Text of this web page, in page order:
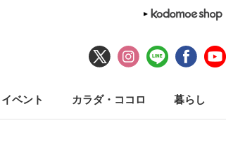
イベント カラダ・ココロ 暮らし